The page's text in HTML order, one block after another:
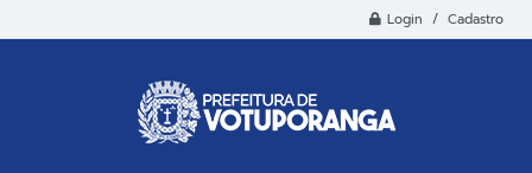
Login / Cadastro